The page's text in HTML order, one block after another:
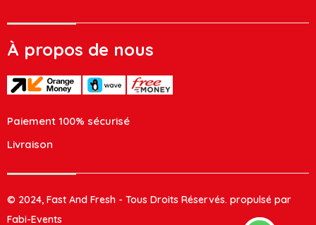
À propos de nous
Paiement 100% sécurisé
Livraison
© 2024, Fast And Fresh - Tous Droits Réservés. propulsé par
Fabi-Events